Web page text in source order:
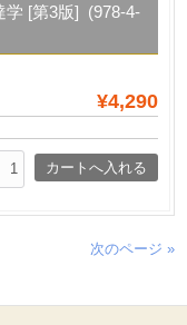
学 [第3版] (978-4-
¥4,290
次のページ »